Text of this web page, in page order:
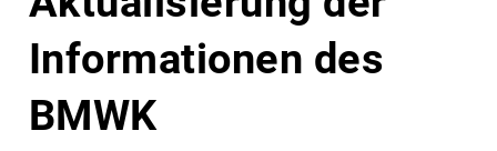
Informationen des
BMWK